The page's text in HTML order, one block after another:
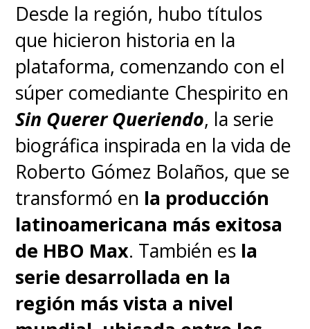
Desde la región, hubo títulos
que hicieron historia en la
plataforma, comenzando con el
súper comediante Chespirito en
Sin Querer Queriendo, la serie
biográfica inspirada en la vida de
Roberto Gómez Bolaños, que se
transformó en la producción
latinoamericana más exitosa
de HBO Max. También es la
serie desarrollada en la
región más vista a nivel